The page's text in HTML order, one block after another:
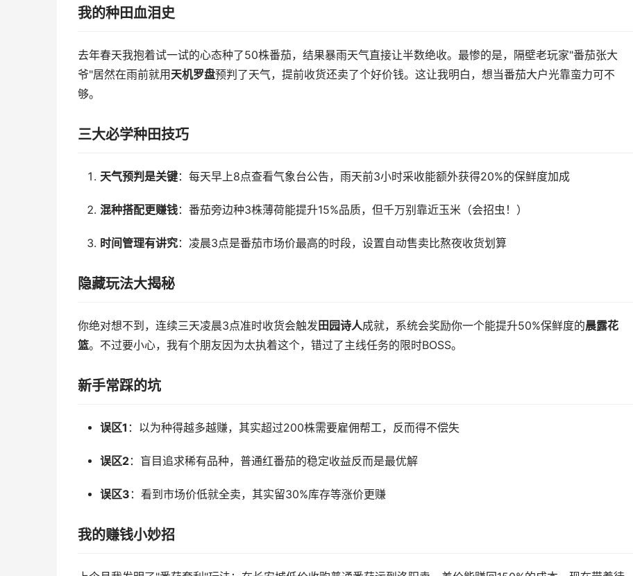
我的种田血泪史
去年春天我抱着试一试的心态种了50株番茄，结果暴雨天气直接让半数绝收。最惨的是，隔壁老玩家"番茄张大
爷"居然在雨前就用 天机罗盘预判了天气，提前收货还卖了个好价钱。这让我明白，想当番茄大户光靠蛮力可不
够。
三大必学种田技巧
天气预判是关键：每天早上8点查看气象台公告，雨天前3小时采收能额外获得20%的保鲜度加成
混种搭配更赚钱：番茄旁边种3株薄荷能提升15%品质，但千万别靠近玉米（会招虫！）
时间管理有讲究：凌晨3点是番茄市场价最高的时段，设置自动售卖比熬夜收货划算
隐藏玩法大揭秘
你绝对想不到，连续三天凌晨3点准时收货会触发 田园诗人成就，系统会奖励你一个能提升50%保鲜度的晨露花
篮。不过要小心，我有个朋友因为太执着这个，错过了主线任务的限时BOSS。
新手常踩的坑
误区1 ：以为种得越多越赚，其实超过200株需要雇佣帮工，反而得不偿失
误区2：盲目追求稀有品种，普通红番茄的稳定收益反而是最优解
误区3 ：看到市场价低就全卖，其实留30%库存等涨价更赚
我的赚钱小妙招